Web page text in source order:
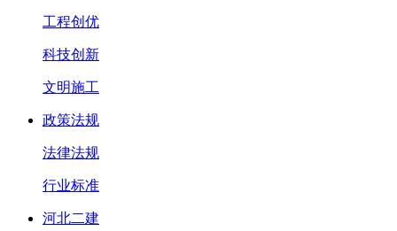
工程创优
科技创新
文明施工
政策法规
法律法规
行业标准
河北二建